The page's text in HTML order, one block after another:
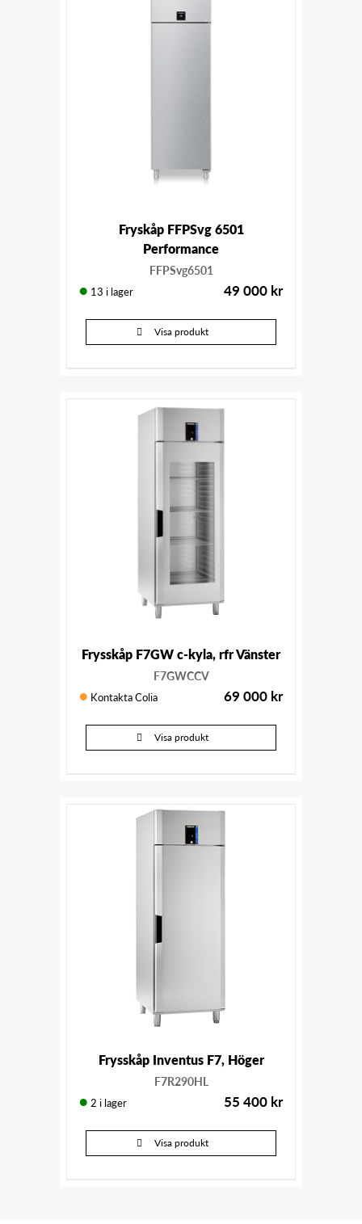
Fryskåp FFPSvg 6501
Performance
FFPSvg6501
13 i lager 49 000 kr
Visa produkt
Frysskåp F7GW c-kyla, rfr Vänster
F7GWCCV
Kontakta Colia 69 000 kr
Visa produkt
Frysskåp Inventus F7, Höger
F7R290HL
2 i lager 55 400 kr
Visa produkt